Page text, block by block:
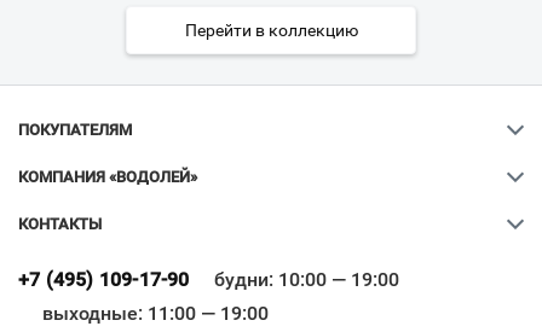
Перейти в коллекцию
ПОКУПАТЕЛЯМ
КОМПАНИЯ «ВОДОЛЕЙ»
КОНТАКТЫ
+7 (495) 109-17-90
будни: 10:00 — 19:00
выходные: 11:00 — 19:00
Всё верно